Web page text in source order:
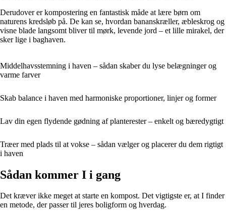
Derudover er kompostering en fantastisk måde at lære børn om
naturens kredsløb på. De kan se, hvordan bananskræller, æbleskrog og
visne blade langsomt bliver til mørk, levende jord – et lille mirakel, der
sker lige i baghaven.
Middelhavsstemning i haven – sådan skaber du lyse belægninger og
varme farver
Skab balance i haven med harmoniske proportioner, linjer og former
Lav din egen flydende gødning af planterester – enkelt og bæredygtigt
Træer med plads til at vokse – sådan vælger og placerer du dem rigtigt
i haven
Sådan kommer I i gang
Det kræver ikke meget at starte en kompost. Det vigtigste er, at I finder
en metode, der passer til jeres boligform og hverdag.